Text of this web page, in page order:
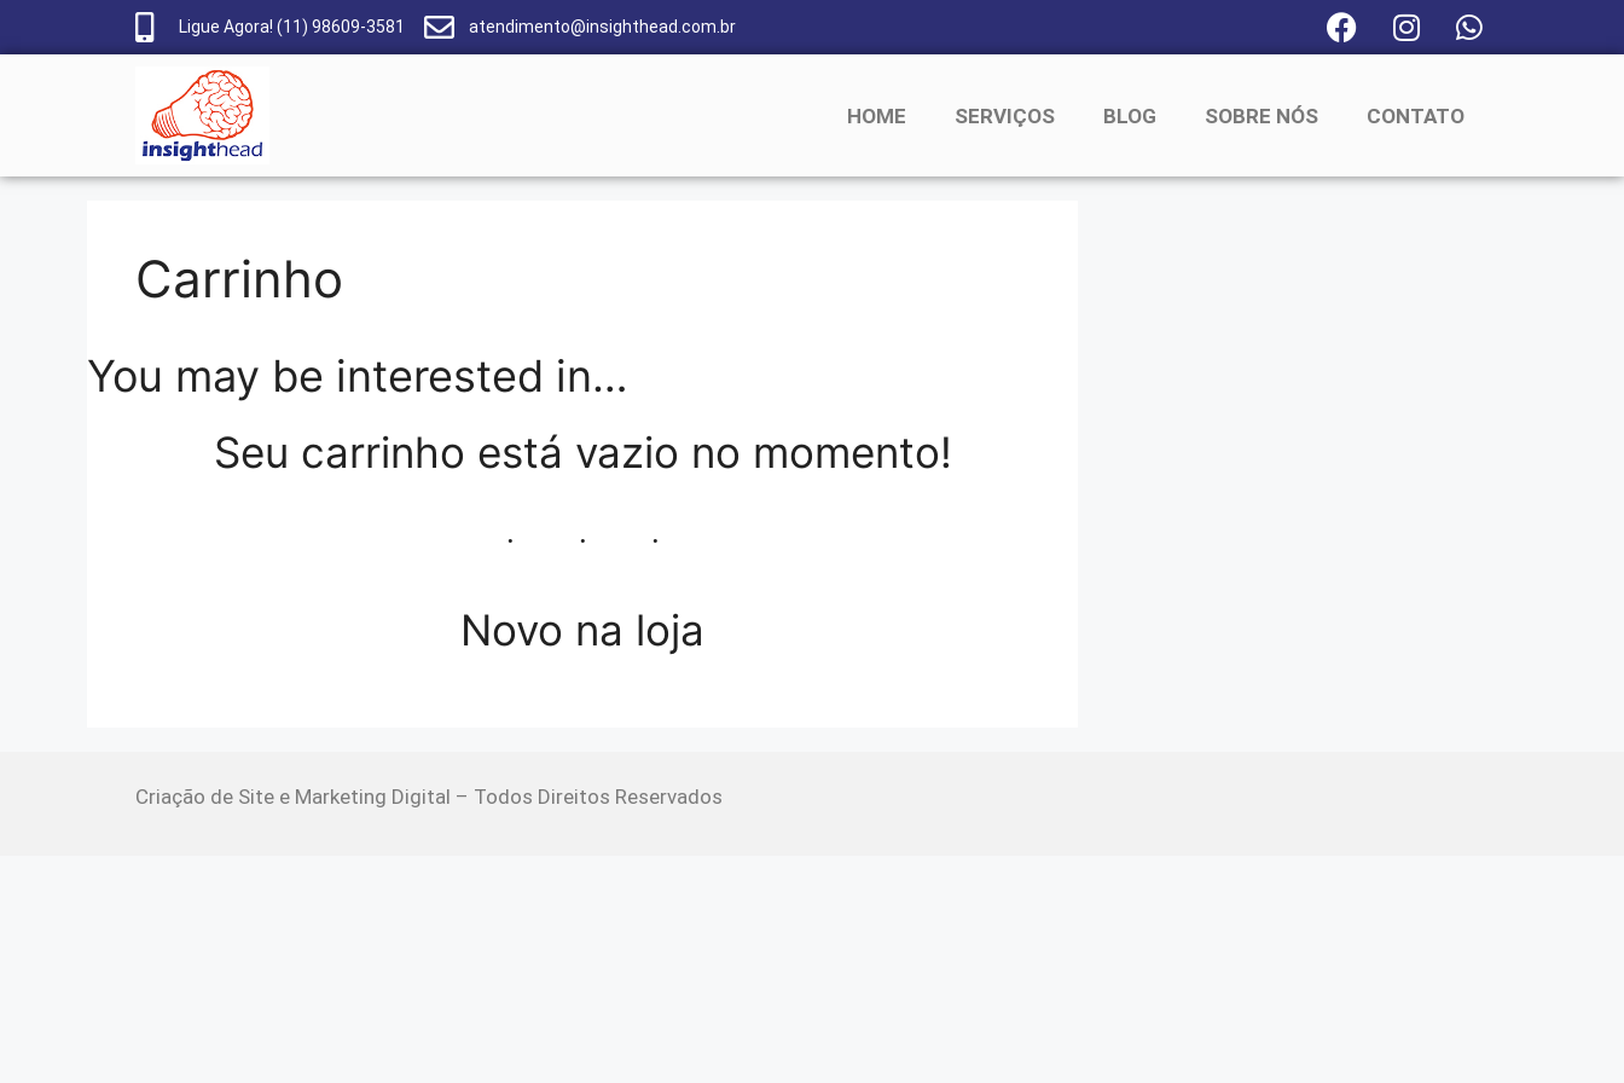
Ligue Agora! (11) 98609-3581 atendimento@insighthead.com.br
HOME SERVIÇOS BLOG SOBRE NÓS CONTATO
Carrinho
You may be interested in…
Seu carrinho está vazio no momento!
Novo na loja
Criação de Site e Marketing Digital – Todos Direitos Reservados